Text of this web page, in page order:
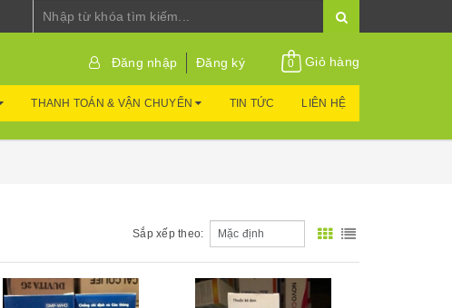
Đăng nhập Đăng ký 0 Giỏ hàng
THANH TOÁN & VẬN CHUYỂN TIN TỨC LIÊN HỆ
Sắp xếp theo: